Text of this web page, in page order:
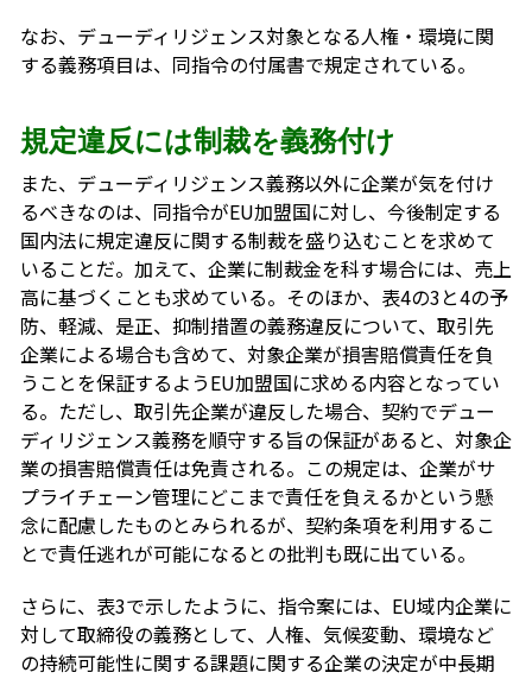
なお、デューディリジェンス対象となる人権・環境に関
する義務項目は、同指令の付属書で規定されている。
規定違反には制裁を義務付け
また、デューディリジェンス義務以外に企業が気を付け
るべきなのは、同指令がEU加盟国に対し、今後制定する
国内法に規定違反に関する制裁を盛り込むことを求めて
いることだ。加えて、企業に制裁金を科す場合には、売上
高に基づくことも求めている。そのほか、表4の3と4の予
防、軽減、是正、抑制措置の義務違反について、取引先
企業による場合も含めて、対象企業が損害賠償責任を負
うことを保証するようEU加盟国に求める内容となってい
る。ただし、取引先企業が違反した場合、契約でデュー
ディリジェンス義務を順守する旨の保証があると、対象企
業の損害賠償責任は免責される。この規定は、企業がサ
プライチェーン管理にどこまで責任を負えるかという懸
念に配慮したものとみられるが、契約条項を利用するこ
とで責任逃れが可能になるとの批判も既に出ている。
さらに、表3で示したように、指令案には、EU域内企業に
対して取締役の義務として、人権、気候変動、環境など
の持続可能性に関する課題に関する企業の決定が中長期